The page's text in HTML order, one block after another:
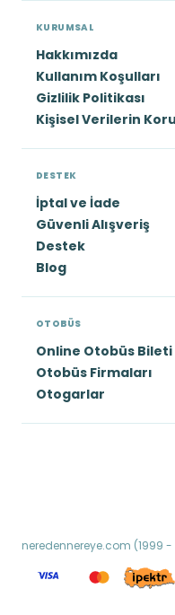
KURUMSAL
Hakkımızda
Kullanım Koşulları
Gizlilik Politikası
Kişisel Verilerin
DESTEK
İptal ve İade
Güvenli Alışveriş
Destek
Blog
OTOBÜS
Online Otobüs Bileti
Otobüs Firmaları
Otogarlar
neredennereye.com (1999 -